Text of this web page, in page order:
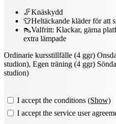
🦵Knäskydd
👕Heltäckande kläder för att
👠Valfritt: Klackar, gärna
extra lämpade
Ordinarie kursstillfälle (4 ggr)
studion), Egen träning (4 ggr)
studion)
I accept the conditions (Show)
I accept the service user